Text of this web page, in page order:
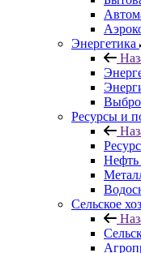
Энергетика
Ресурсы и
Нефть
Сельское